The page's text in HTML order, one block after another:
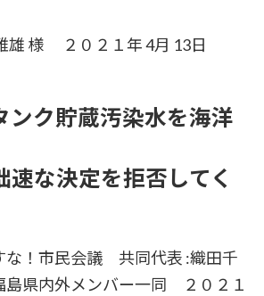
雄 様 ２０２１年 4月 13日
ンク貯蔵汚染水を海洋
な決定を拒否してく
な！市民会議 共同代表 :織田千
県内外メンバー一同 ２０２１